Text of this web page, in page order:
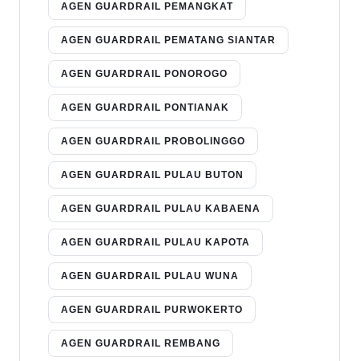
AGEN GUARDRAIL PEMANGKAT
AGEN GUARDRAIL PEMATANG SIANTAR
AGEN GUARDRAIL PONOROGO
AGEN GUARDRAIL PONTIANAK
AGEN GUARDRAIL PROBOLINGGO
AGEN GUARDRAIL PULAU BUTON
AGEN GUARDRAIL PULAU KABAENA
AGEN GUARDRAIL PULAU KAPOTA
AGEN GUARDRAIL PULAU WUNA
AGEN GUARDRAIL PURWOKERTO
AGEN GUARDRAIL REMBANG